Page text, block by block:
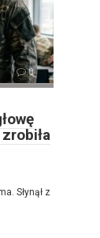
0
Słynął z